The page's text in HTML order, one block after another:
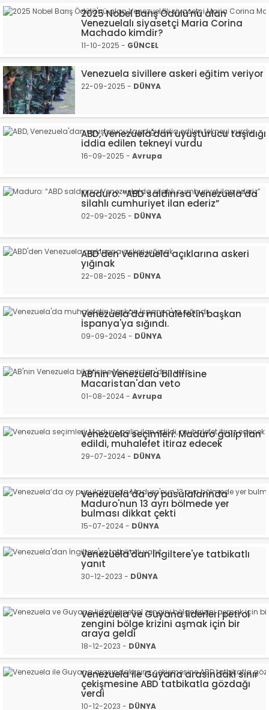
2025 Nobel Barış Ödülü'nü alan
Venezuelalı siyasetçi Maria Corina
Machado kimdir?
11-10-2025 - GÜNCEL
Venezuela sivillere askeri eğitim veriyor
22-09-2025 - DÜNYA
ABD, Venezuela'dan uyuşturucu taşıdığı
iddia edilen tekneyi vurdu
16-09-2025 - Avrupa
Maduro: “ABD saldırırsa Venezuela’da
silahlı cumhuriyet ilan ederiz”
02-09-2025 - DÜNYA
ABD'den Venezuela açıklarına askeri
yığınak
22-08-2025 - DÜNYA
Venezuela'da muhalefetin başkan
İspanya'ya sığındı.
09-09-2024 - DÜNYA
AB'nin Venezuela bildirisine
Macaristan'dan veto
01-08-2024 - Avrupa
Venezuela seçimleri: Maduro galip ilan
edildi, muhalefet itiraz edecek
29-07-2024 - DÜNYA
Venezuela’da oy pusulalarında
Maduro'nun 13 ayrı bölmede yer
bulması dikkat çekti
15-07-2024 - DÜNYA
Venezuela'dan İngiltere'ye tatbikatlı
yanıt
30-12-2023 - DÜNYA
Venezuela ve Guyana liderleri petrol
zengini bölge krizini aşmak için bir
araya geldi
18-12-2023 - DÜNYA
Venezuela ile Guyana arasındaki sınır
çekişmesine ABD tatbikatla gözdağı
verdi
10-12-2023 - DÜNYA